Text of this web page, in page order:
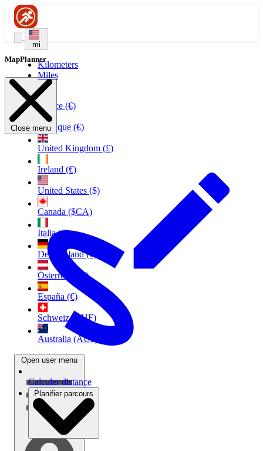
mi
Kilometers
Miles
France (€)
Belgique (€)
United Kingdom (£)
Ireland (€)
United States ($)
Canada ($CA)
Italia (€)
Deutschland (€)
Österreich (€)
España (€)
Schweiz (CHF)
Australia (AU$)
Open user menu
MapPlanner
Close menu
Calculer distance
Planifier parcours